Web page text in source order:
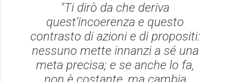
"Ti dirò da che deriva
quest’incoerenza e questo
contrasto di azioni e di propositi:
nessuno mette innanzi a sé una
meta precisa; e se anche lo fa,